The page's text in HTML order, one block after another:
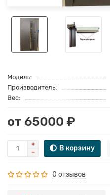
Модель:
Производитель:
Вес:
от 65000 ₽
В корзину
0 отзывов